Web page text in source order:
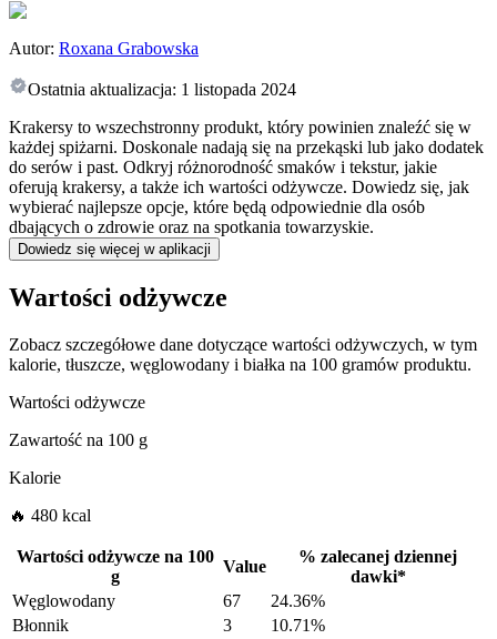
Autor: Roxana Grabowska
Ostatnia aktualizacja: 1 listopada 2024
Krakersy to wszechstronny produkt, który powinien znaleźć się w
każdej spiżarni. Doskonale nadają się na przekąski lub jako dodatek
do serów i past. Odkryj różnorodność smaków i tekstur, jakie
oferują krakersy, a także ich wartości odżywcze. Dowiedz się, jak
wybierać najlepsze opcje, które będą odpowiednie dla osób
dbających o zdrowie oraz na spotkania towarzyskie.
Dowiedz się więcej w aplikacji
Wartości odżywcze
Zobacz szczegółowe dane dotyczące wartości odżywczych, w tym
kalorie, tłuszcze, węglowodany i białka na 100 gramów produktu.
Wartości odżywcze
Zawartość na 100 g
Kalorie
🔥 480 kcal
Wartości odżywcze na 100
g
Value
% zalecanej dziennej
dawki*
Węglowodany
67
24.36%
Błonnik
3
10.71%